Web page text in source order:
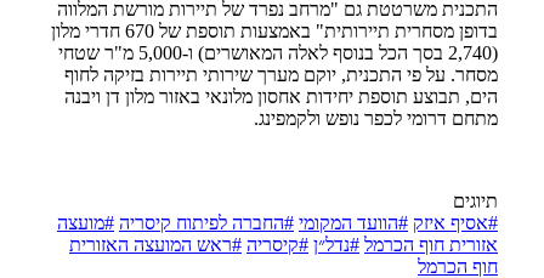
התכנית משרטטת גם "מרחב נפרד של תיירות מורשת המלווה
בדופן מסחרית תיירותית" באמצעות תוספת של 670 חדרי מלון
(2,740 בסך הכל בנוסף לאלה המאושרים) ו-5,000 מ"ר שטחי
מסחר. על פי התכנית, יוקם מערך שירותי תיירות בזיקה לחוף
הים, תבוצע תוספת יחידות אחסון מלונאי באזור מלון דן ויבנה
מתחם דרומי לכפר נופש ולקמפינג.
תיוגים
#אסיף איזק #הוועד המקומי #החברה לפיתוח קיסריה #מועצה
אזורית חוף הכרמל #נדל״ן #קיסריה #ראש המועצה האזורית
חוף הכרמל